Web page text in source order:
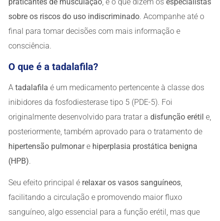
sobre os riscos do uso indiscriminado. Acompanhe até o
final para tomar decisões com mais informação e
consciência.
O que é a tadalafila?
A tadalafila é um medicamento pertencente à classe dos
inibidores da fosfodiesterase tipo 5 (PDE-5). Foi
originalmente desenvolvido para tratar a disfunção erétil e,
posteriormente, também aprovado para o tratamento de
hipertensão pulmonare hiperplasia prostática benigna
(HPB).
Seu efeito principal é relaxar os vasos sanguíneos,
facilitando a circulação e promovendo maior fluxo
sanguíneo, algo essencial para a função erétil, mas que